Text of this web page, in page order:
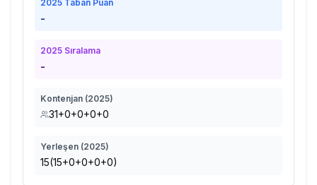
2025 Taban Puan
-
2025 Sıralama
-
Kontenjan (2025)
31+0+0+0+0
Yerleşen (2025)
15(15+0+0+0+0)